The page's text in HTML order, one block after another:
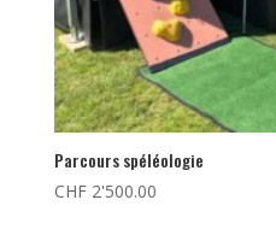
Parcours spéléologie
CHF2'500.00